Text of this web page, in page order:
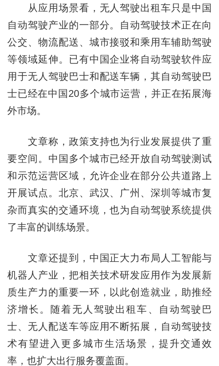
从应用场景看，无人驾驶出租车只是中国
自动驾驶产业的一部分。自动驾驶技术正在向
公交、物流配送、城市接驳和乘用车辅助驾驶
等领域延伸。已有中国企业将自动驾驶软件应
用于无人驾驶巴士和配送车辆，其自动驾驶巴
士已经在中国20多个城市运营，并正在拓展海
外市场。
文章称，政策支持也为行业发展提供了重
要空间。中国多个城市已经开放自动驾驶测试
和示范运营区域，允许企业在部分公共道路上
开展试点。北京、武汉、广州、深圳等城市复
杂而真实的交通环境，也为自动驾驶系统提供
了丰富的训练场景。
文章还提到，中国正大力布局人工智能与
机器人产业，把相关技术研发应用作为发展新
质生产力的重要一环，以此创造就业，助推经
济增长。随着无人驾驶出租车、自动驾驶巴
士、无人配送车等应用不断拓展，自动驾驶技
术有望进入更多城市生活场景，提升交通效
率，也扩大出行服务覆盖面。